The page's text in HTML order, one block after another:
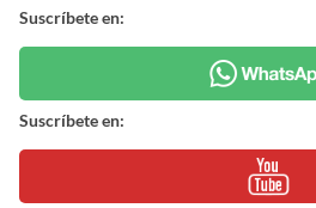
Suscríbete en:
Suscríbete en: